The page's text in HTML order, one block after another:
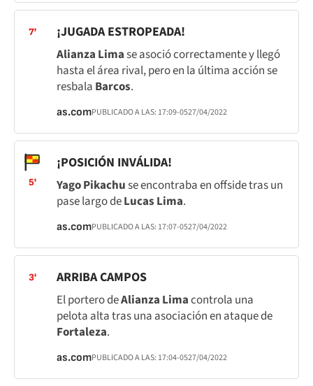
7' ¡JUGADA ESTROPEADA!
Alianza Limase asoció correctamente y llegó
hasta el área rival, pero en la última acción se
resbala Barcos.
as.comPUBLICADO A LAS: 17:09-0527/04/2022
5'
¡POSICIÓN INVÁLIDA!
Yago Pikachuse encontraba en offside tras un
pase largo deLucas Lima.
as.comPUBLICADO A LAS: 17:07-0527/04/2022
3' ARRIBA CAMPOS
El portero deAlianza Limacontrola una
pelota alta tras una asociación en ataque de
Fortaleza.
as.comPUBLICADO A LAS: 17:04-0527/04/2022